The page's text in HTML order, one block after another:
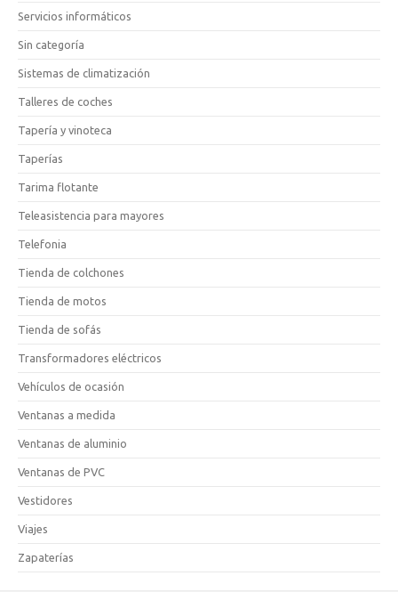
Servicios informáticos
Sin categoría
Sistemas de climatización
Talleres de coches
Tapería y vinoteca
Taperías
Tarima flotante
Teleasistencia para mayores
Telefonia
Tienda de colchones
Tienda de motos
Tienda de sofás
Transformadores eléctricos
Vehículos de ocasión
Ventanas a medida
Ventanas de aluminio
Ventanas de PVC
Vestidores
Viajes
Zapaterías